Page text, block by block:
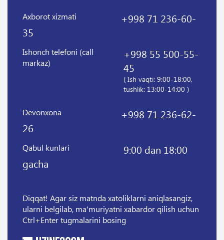
Axborot xizmati
+998 71 236-60-
35
Ishonch telefoni (call
markaz)
+998 55 500-55-
45
( Ish vaqti: 9:00-18:00,
tushlik: 13:00-14:00 )
Devonxona
+998 71 236-62-
26
Qabul kunlari
9:00 dan 18:00
gacha
Diqqat! Agar siz matnda xatoliklarni aniqlasangiz,
ularni belgilab, ma'muriyatni xabardor qilish uchun
Ctrl+Enter tugmalarini bosing